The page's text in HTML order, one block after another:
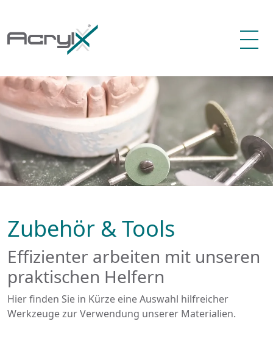
Zubehör & Tools
Effizienter arbeiten mit unseren
praktischen Helfern
Hier finden Sie in Kürze eine Auswahl hilfreicher
Werkzeuge zur Verwendung unserer Materialien.